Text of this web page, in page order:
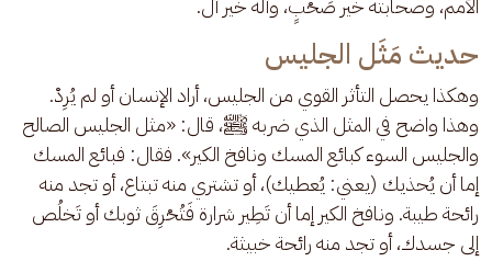
حديث مَثَل الجليس
وهكذا يحصل التأثر القوي من الجليس، أراد الإنسان أو لم يُرِدْ.
وهذا واضح في المثل الذي ضربه ﷺ، قال: «مثل الجليس الصالح
والجليس السوء كبائع المسك ونافخ الكير». فقال: فبائع المسك
إما أن يُحذيك (يعني: يُعطيك)، أو تشتري منه تبتاع، أو تجد منه
رائحة طيبة. ونافخ الكير إما أن تَطِير شرارة فَتُحْرِقَ ثوبك أو تَخلُص
إلى جسدك، أو تجد منه رائحة خبيثة.